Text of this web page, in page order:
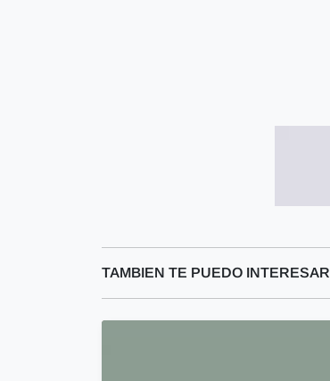
TAMBIEN TE PUEDO INTERESAR